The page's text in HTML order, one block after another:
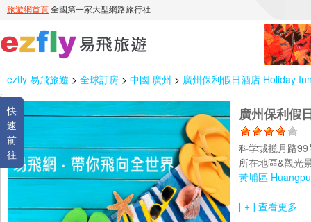
ezfly 易飛旅遊 > 全球訂房 > 中國 廣州 > 廣州保利假日酒店 Holiday
快
速
前
往
廣州保利假
科学城揽月路
所在地區&觀光
黃埔區
[ + ] 查看更多